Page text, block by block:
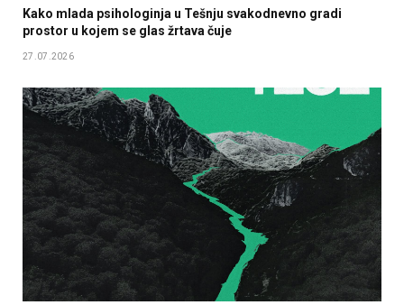
Kako mlada psihologinja u Tešnju svakodnevno gradi
prostor u kojem se glas žrtava čuje
27.07.2026